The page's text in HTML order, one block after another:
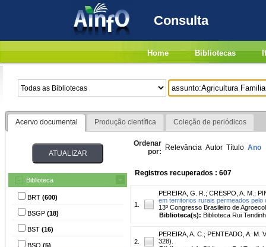
Consulta
Home Bibliotecas
Acervo documental Produção científica Coleção de periódicos
Biblioteca
BRT (600)
BSGP (18)
BST (16)
BSO (5)
Ordenar
por: Relevância Autor Título Ano
Registros recuperados : 607
1.
PEREIRA, G. R. ; CRESPO, A. M. ;
em territorios rurais permeados pelo
13º Congresso Brasileiro de
Biblioteca(s): Biblioteca Rui
2.
PEREIRA, A. C. ; PENTEADO, A. M.
328).